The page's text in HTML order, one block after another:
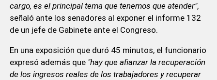
cargo, es el principal tema que tenemos que atender",
señaló ante los senadores al exponer el informe 132
de un jefe de Gabinete ante el Congreso.
En una exposición que duró 45 minutos, el funcionario
expresó además que"hay que afianzar la recuperación
de los ingresos reales de los trabajadores y recuperar